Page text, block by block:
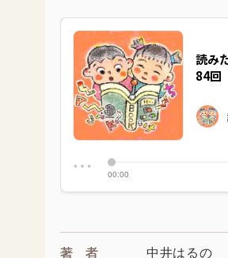
著者 中井はるの